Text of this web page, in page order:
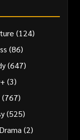
(124)
(86)
(647)
(3)
(767)
(525)
(2)